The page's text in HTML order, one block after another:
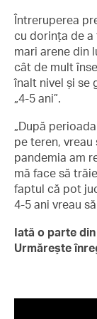
Întreruperea
cu dorința de a
mari arene din
cât de mult
înalt nivel și se
„4-5 ani”.
„După
pe teren,
pandemia am
mă face să
faptul că pot
4-5 ani vreau
Iată o parte
Urmărește